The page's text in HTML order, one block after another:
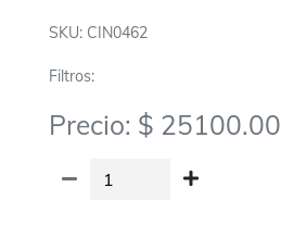
SKU: CIN0462
Filtros:
Precio: $ 25100.00